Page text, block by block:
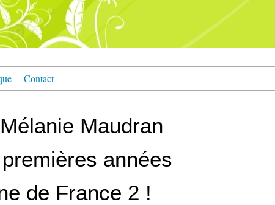
Contact
Maudran
années
de France 2 !